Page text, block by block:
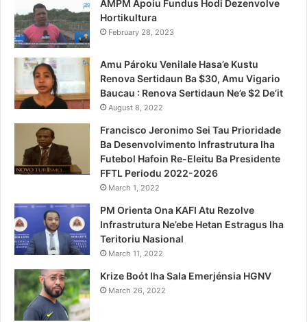
AMPM Apoiu Fundus Hodi Dezenvolve
Hortikultura
February 28, 2023
Amu Pároku Venilale Hasa’e Kustu
Renova Sertidaun Ba $30, Amu Vigario
Baucau : Renova Sertidaun Ne’e $2 De’it
August 8, 2022
Francisco Jeronimo Sei Tau Prioridade
Ba Desenvolvimento Infrastrutura Iha
Futebol Hafoin Re-Eleitu Ba Presidente
FFTL Periodu 2022-2026
March 1, 2022
PM Orienta Ona KAFI Atu Rezolve
Infrastrutura Ne’ebe Hetan Estragus Iha
Teritoriu Nasional
March 11, 2022
Krize Boót Iha Sala Emerjénsia HGNV
March 26, 2022